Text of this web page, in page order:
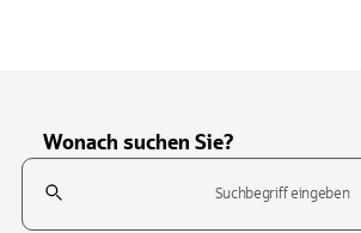
Wonach suchen Sie?
Suchfeld